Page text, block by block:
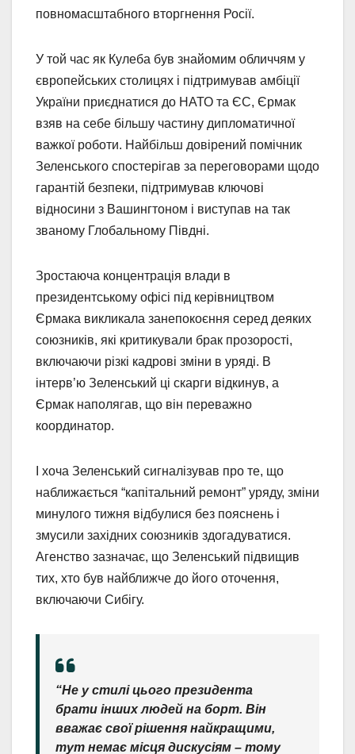
повномасштабного вторгнення Росії.
У той час як Кулеба був знайомим обличчям у
європейських столицях і підтримував амбіції
України приєднатися до НАТО та ЄС, Єрмак
взяв на себе більшу частину дипломатичної
важкої роботи. Найбільш довірений помічник
Зеленського спостерігав за переговорами щодо
гарантій безпеки, підтримував ключові
відносини з Вашингтоном і виступав на так
званому Глобальному Півдні.
Зростаюча концентрація влади в
президентському офісі під керівництвом
Єрмака викликала занепокоєння серед деяких
союзників, які критикували брак прозорості,
включаючи різкі кадрові зміни в уряді. В
інтерв’ю Зеленський ці скарги відкинув, а
Єрмак наполягав, що він переважно
координатор.
І хоча Зеленський сигналізував про те, що
наближається “капітальний ремонт” уряду, зміни
минулого тижня відбулися без пояснень і
змусили західних союзників здогадуватися.
Агенство зазначає, що Зеленський підвищив
тих, хто був найближче до його оточення,
включаючи Сибігу.
“Не у стилі цього президента
брати інших людей на борт. Він
вважає свої рішення найкращими,
тут немає місця дискусіям – тому